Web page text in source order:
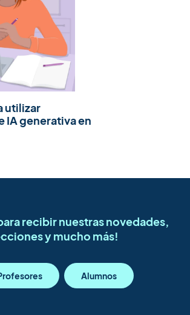
utilizar
IA generativa en
recibir nuestras novedades,
y mucho más!
Alumnos